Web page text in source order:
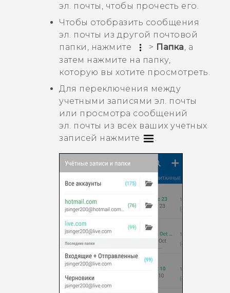
эл. почты, чтобы прочесть его.
Чтобы отобразить сообщения
эл. почты из другой почтовой
папки, нажмите
> Папка , а
затем нажмите на папку,
которую вы хотите просмотреть.
Для переключения между
учетными записями эл. почты
или просмотра сообщений
эл. почты из всех ваших учетных
записей нажмите
.